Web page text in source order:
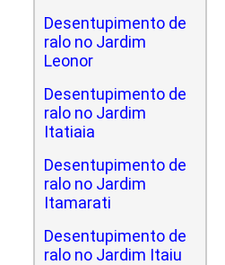
Desentupimento de
ralo no Jardim
Leonor
Desentupimento de
ralo no Jardim
Itatiaia
Desentupimento de
ralo no Jardim
Itamarati
Desentupimento de
ralo no Jardim Itaiu